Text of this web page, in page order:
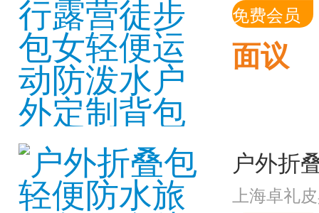
免费会员
面议
上海卓礼